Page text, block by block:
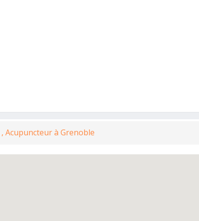
, Acupuncteur à Grenoble